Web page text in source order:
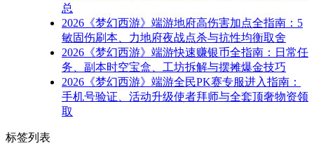
总
2026《梦幻西游》端游地府高伤害加点全指南：5
敏固伤刷本、力地府夜战点杀与抗性均衡取舍
2026《梦幻西游》端游快速赚银币全指南：日常任
务、副本时空宝盒、工坊拆解与摆摊爆金技巧
2026《梦幻西游》端游全民PK赛专服进入指南：
手机号验证、活动升级使者拜师与全套顶奢物资领
取
标签列表